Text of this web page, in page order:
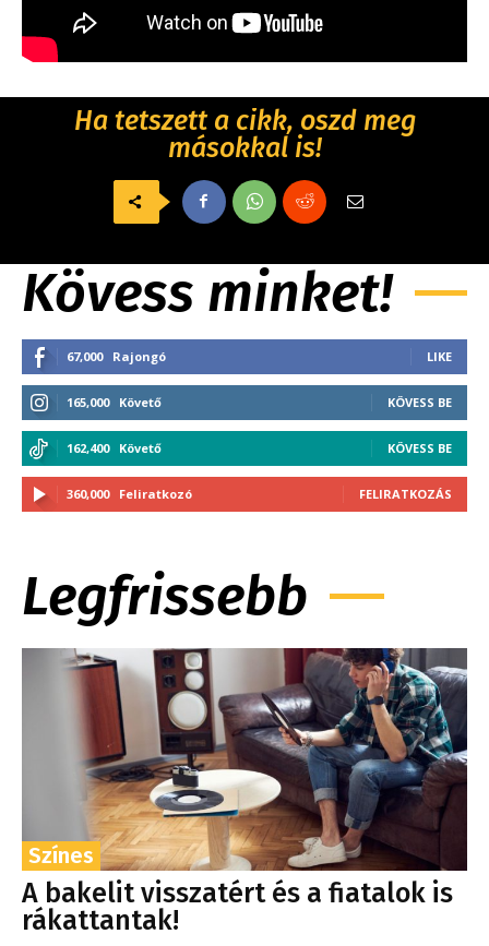
Ha tetszett a cikk, oszd meg
másokkal is!
Kövess minket!
67,000 Rajongó LIKE
165,000 Követő KÖVESS BE
162,400 Követő KÖVESS BE
360,000 Feliratkozó FELIRATKOZÁS
Legfrissebb
Színes
A bakelit visszatért és a fiatalok is
rákattantak!